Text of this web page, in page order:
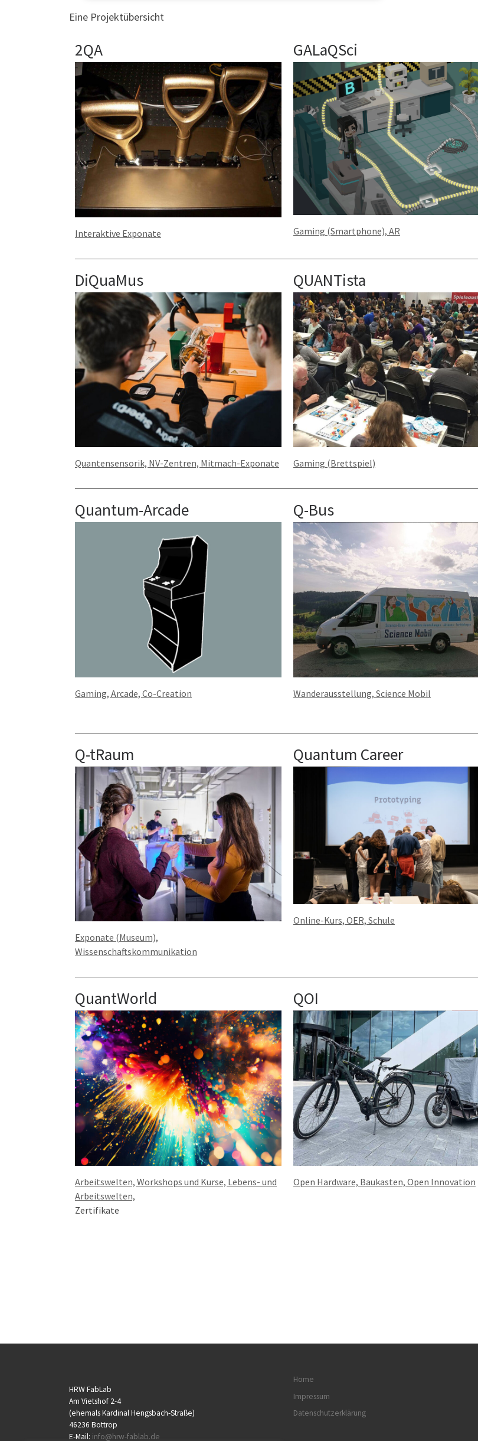
Eine Projektübersicht
2QA
Interaktive Exponate
GALaQSci
Gaming (Smartphone), AR
DiQuaMus
Quantensensorik, NV-Zentren, Mitmach-Exponate
QUANTista
Gaming (Brettspiel)
Quantum-Arcade
Gaming, Arcade, Co-Creation
Q-Bus
Wanderausstellung, Science Mobil
Q-tRaum
Exponate (Museum),
Wissenschaftskommunikation
Quantum Career
Online-Kurs, OER, Schule
QuantWorld
Arbeitswelten, Workshops und Kurse, Lebens- und
Arbeitswelten,
Zertifikate
QOI
Open Hardware, Baukasten, Open Innovation
HRW FabLab
Am Vietshof 2-4
(ehemals Kardinal Hengsbach-Straße)
46236 Bottrop
E-Mail: info@hrw-fablab.de
Home
Impressum
Datenschutzerklärung